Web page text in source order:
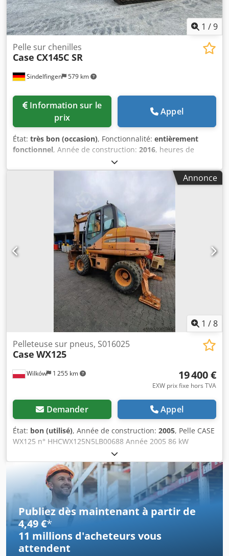
1 /9
Sindelfingen 579 km
Pelle sur chenilles
Case CX145C SR
prix
Appel
État: très bon (occasion), Fonctionnalité: entièrement
fonctionnel, Année de construction: 2016, heures de
, * 11 500 heures de
fonctionnement Djdpfxsy Rm H Ej Aqtsck * Poids en ordre
de marche : 15 700 kg * Puissance moteur : 77 kW *Annonce
1 /8
Wilków 1 255 km
Pelleteuse sur pneus, S016025
Case WX125
19 400 €
EXW prix fixe hors TVA
Demander Appel
État: bon (utilisé), Année de construction: 2005, Pelle CASE
WX125 n° HHCWX125N5LB00688 Année 2005 86 kW
Dcedpsx Atliefx Aqtok 9786 h un seul godet poids : 13 t
Sans documents
Publiez dès maintenant à partir de
4,49 €*
11 millions d'acheteursvous
attendent